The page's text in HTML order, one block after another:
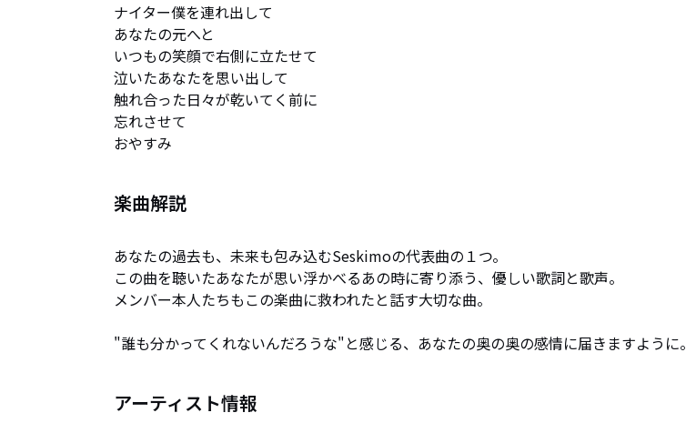
ナイター僕を連れ出して
あなたの元へと
いつもの笑顔で右側に立たせて
泣いたあなたを思い出して
触れ合った日々が乾いてく前に
忘れさせて
おやすみ
楽曲解説
あなたの過去も、未来も包み込むSeskimoの代表曲の１つ。
この曲を聴いたあなたが思い浮かべるあの時に寄り添う、優しい歌詞と歌声。
メンバー本人たちもこの楽曲に救われたと話す大切な曲。
"誰も分かってくれないんだろうな"と感じる、あなたの奥の奥の感情に届きますように。
アーティスト情報